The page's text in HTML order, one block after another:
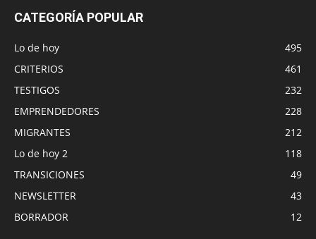
CATEGORÍA POPULAR
Lo de hoy
495
CRITERIOS
461
TESTIGOS
232
EMPRENDEDORES
228
MIGRANTES
212
Lo de hoy 2
118
TRANSICIONES
49
NEWSLETTER
43
BORRADOR
12